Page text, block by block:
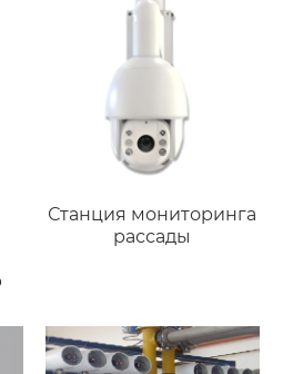
Станция мониторинга
рассады